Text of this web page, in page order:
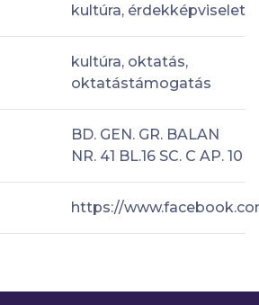
kultúra, érdekképviselet
kultúra, oktatás,
oktatástámogatás
BD. GEN. GR. BALAN
NR. 41 BL.16 SC. C AP. 10
https://